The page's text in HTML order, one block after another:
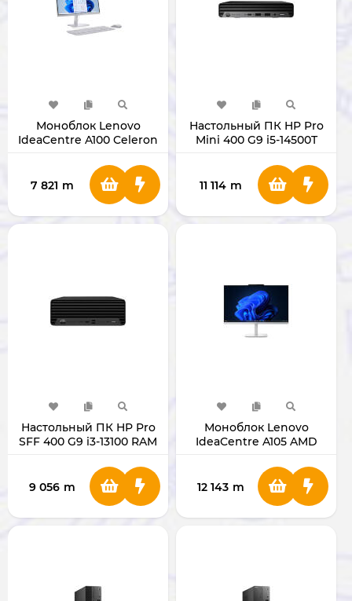
Моноблок Lenovo
IdeaCentre A100 Celeron
512GB 24" CLOUD GRAY
7 821 m
Настольный ПК HP Pro
Mini 400 G9 i5-14500T
11 114 m
Настольный ПК HP Pro
SFF 400 G9 i3-13100 RAM
9 056 m
Моноблок Lenovo
IdeaCentre A105 AMD
512GB 23.8" White
F0JS002NAK
12 143 m